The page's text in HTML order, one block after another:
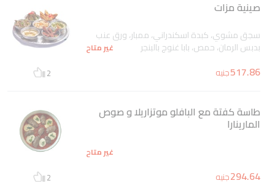
صينية مزات
سجق مشوي، كبدة اسكندراني، ممبار، ورق عنب
بدبس الرمان، حمص، بابا غنوج بالبنجر غير متاح
517.86جنيه 2
طاسة كفتة مع البافلو موتزاريلا و صوص
المارينارا
غير متاح
294.64جنيه 2